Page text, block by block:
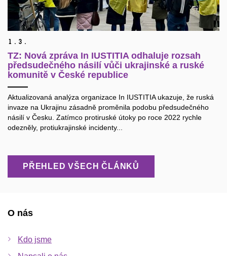
1. 3.
TZ: Nová zpráva In IUSTITIA odhaluje rozsah
předsudečného násilí vůči ukrajinské a ruské
komunitě v České republice
Aktualizovaná analýza organizace In IUSTITIA ukazuje, že ruská
invaze na Ukrajinu zásadně proměnila podobu předsudečného
násilí v Česku. Zatímco protiruské útoky po roce 2022 rychle
odezněly, protiukrajinské incidenty...
PŘEHLED VŠECH ČLÁNKŮ
O nás
Kdo jsme